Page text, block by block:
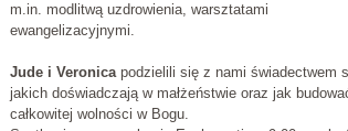
m.in. modlitwą uzdrowienia, warsztatami
ewangelizacyjnymi.
Jude i Veronicapodzielili się z nami świadectwem
jakich doświadczają w małżeństwie oraz jak
całkowitej wolności w Bogu.